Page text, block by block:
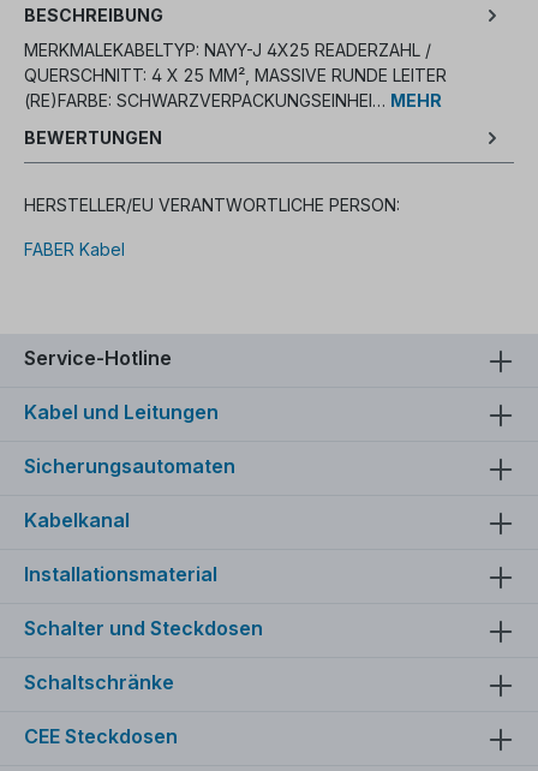
BESCHREIBUNG
MERKMALEKABELTYP: NAYY-J 4X25 READERZAHL /
QUERSCHNITT: 4 X 25 MM², MASSIVE RUNDE LEITER
(RE)FARBE: SCHWARZVERPACKUNGSEINHEI… MEHR
BEWERTUNGEN
HERSTELLER/EU VERANTWORTLICHE PERSON:
FABER Kabel
Service-Hotline
Kabel und Leitungen
Sicherungsautomaten
Kabelkanal
Installationsmaterial
Schalter und Steckdosen
Schaltschränke
CEE Steckdosen